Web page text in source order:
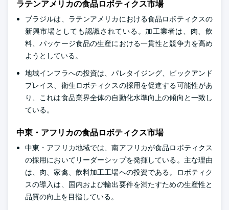
ラテンアメリカの食品ロボティクス市場
ブラジルは、ラテンアメリカにおける食品ロボティクスの
新興市場としても認識されている。加工業者は、肉、飲
料、パッケージ食品の生産における一貫性と競争力を高め
ようとしている。
地域インフラへの投資は、パレタイジング、ピックアンド
プレイス、衛生ロボティクスの採用を促進する可能性があ
り、これは食品業界全体の自動化水準向上の傾向と一致し
ている。
中東・アフリカの食品ロボティクス市場
中東・アフリカ地域では、南アフリカが食品ロボティクス
の採用においてリーダーシップを発揮している。主な理由
は、肉、家禽、飲料加工工場への投資である。ロボティク
スの導入は、国内および輸出要件を満たすための生産性と
品質の向上を目指している。